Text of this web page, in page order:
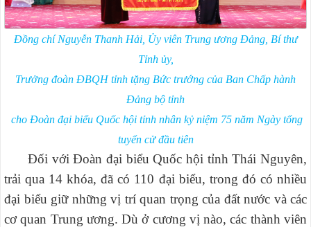
Đồng chí Nguyễn Thanh Hải, Ủy viên Trung ương Đảng, Bí thư
Tỉnh ủy,
Trưởng đoàn ĐBQH tỉnh tặng Bức trướng của Ban Chấp hành
Đảng bộ tỉnh
cho Đoàn đại biểu Quốc hội tỉnh nhân kỷ niệm 75 năm Ngày tổng
tuyển cử đầu tiên
Đối với Đoàn đại biểu Quốc hội tỉnh Thái Nguyên,
trải qua 14 khóa, đã có 110 đại biểu, trong đó có nhiều
đại biểu giữ những vị trí quan trọng của đất nước và các
cơ quan Trung ương. Dù ở cương vị nào, các thành viên